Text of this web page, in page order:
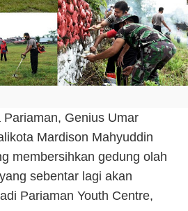
Genius Umar
Mardison Mahyuddin
membersihkan gedung olah
sebentar lagi akan
Pariaman Youth Centre,